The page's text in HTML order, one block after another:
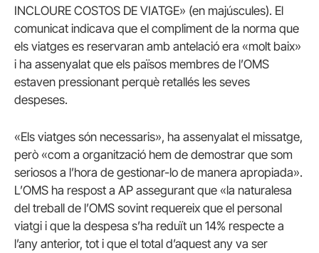
INCLOURE COSTOS DE VIATGE» (en majúscules). El
comunicat indicava que el compliment de la norma que
els viatges es reservaran amb antelació era «molt baix»
i ha assenyalat que els països membres de l’OMS
estaven pressionant perquè retallés les seves
despeses.
«Els viatges són necessaris», ha assenyalat el missatge,
però «com a organització hem de demostrar que som
seriosos a l’hora de gestionar-lo de manera apropiada».
L’OMS ha respost a AP assegurant que «la naturalesa
del treball de l’OMS sovint requereix que el personal
viatgi i que la despesa s’ha reduït un 14% respecte a
l’any anterior, tot i que el total d’aquest any va ser